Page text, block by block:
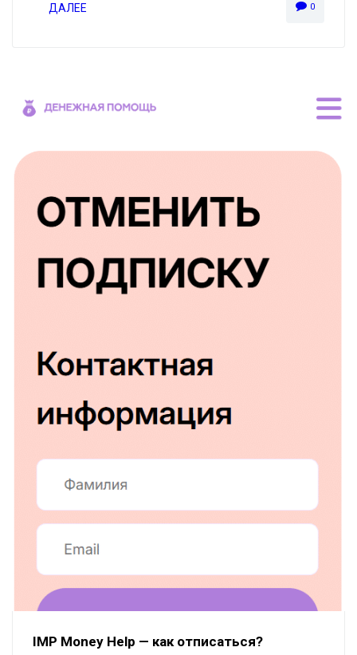
ДАЛЕЕ 0
IMP Money Help — как отписаться?